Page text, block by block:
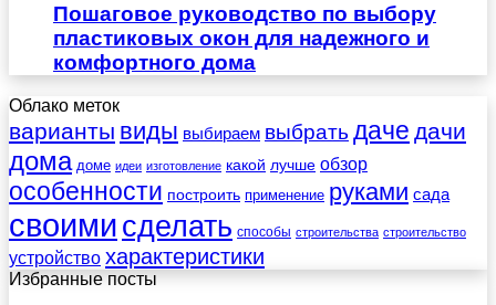
Пошаговое руководство по выбору
пластиковых окон для надежного и
комфортного дома
Облако меток
варианты виды выбираем выбрать даче дачи
дома доме идеи изготовление какой лучше обзор
особенности построить применение руками сада
своими сделать способы строительства строительство
устройство характеристики
Избранные посты